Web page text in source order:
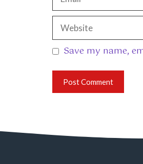
Website
Save my name,